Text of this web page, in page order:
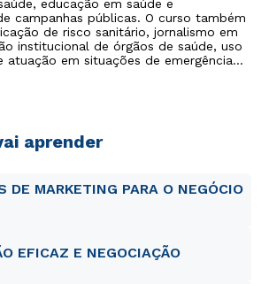
educação em saúde e
campanhas públicas. O curso também
de risco sanitário, jornalismo em
institucional de órgãos de saúde, uso
atuação em situações de emergência
aprender
DE MARKETING PARA O NEGÓCIO
EFICAZ E NEGOCIAÇÃO